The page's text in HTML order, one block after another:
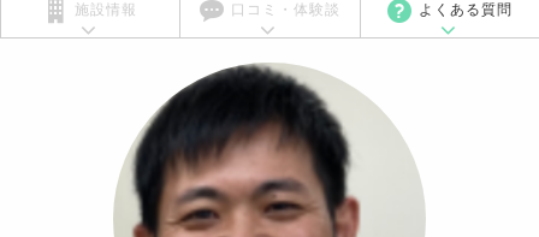
施設情報 口コミ・体験談 よくある質問